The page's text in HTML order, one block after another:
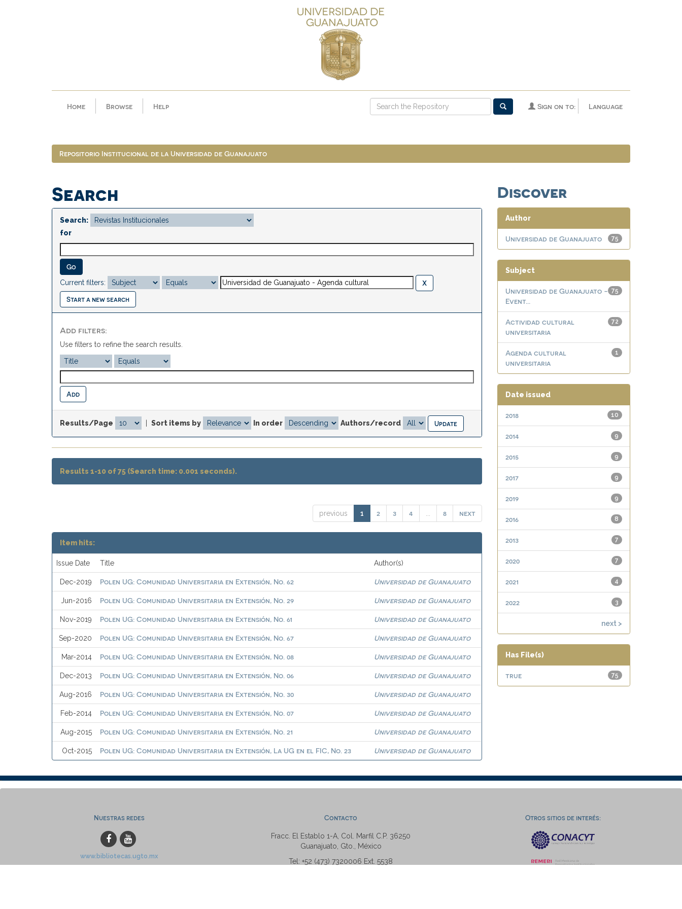
Home Browse Help Language
Sign on to:
Repositorio Institucional de la Universidad de Guanajuato
Search
Search:
for
Current filters:
Start a new search
Add filters:
Use filters to refine the search results.
Results/Page Sort items by In order Authors/record
Results 1-10 of 75 (Search time: 0.001 seconds).
previous 1 2 3 4 8 next
Item hits:
Issue Date Title Author(s)
Dec-2019 Polen UG: Comunidad Universitaria en Extensión, No. 62 Universidad de Guanajuato
Jun-2016 Polen UG: Comunidad Universitaria en Extensión, No. 29 Universidad de Guanajuato
Nov-2019 Polen UG: Comunidad Universitaria en Extensión, No. 61 Universidad de Guanajuato
Sep-2020 Polen UG: Comunidad Universitaria en Extensión, No. 67 Universidad de Guanajuato
Mar-2014 Polen UG: Comunidad Universitaria en Extensión, No. 08 Universidad de Guanajuato
Dec-2013 Polen UG: Comunidad Universitaria en Extensión, No. 06 Universidad de Guanajuato
Aug-2016 Polen UG: Comunidad Universitaria en Extensión, No. 30 Universidad de Guanajuato
Feb-2014 Polen UG: Comunidad Universitaria en Extensión, No. 07 Universidad de Guanajuato
Aug-2015 Polen UG: Comunidad Universitaria en Extensión, No. 21 Universidad de Guanajuato
Oct-2015 Polen UG: Comunidad Universitaria en Extensión, La UG en el FIC, No. 23 Universidad de Guanajuato
Discover
Author
75
Universidad de Guanajuato
Subject
75
Universidad de Guanajuato -
Event...
72
Actividad cultural
universitaria
1
Agenda cultural
universitaria
Date issued
10
2018
9
2014
9
2015
9
2017
9
2019
8
2016
7
2013
7
2020
4
2021
3
2022
next >
Has File(s)
75
true
Nuestras redes
www.bibliotecas.ugto.mx
Contacto
Fracc. El Establo 1-A, Col. Marfil C.P. 36250
Guanajuato, Gto., México
Tel: +52 (473) 7320006 Ext. 5538
Otros sitios de interés: